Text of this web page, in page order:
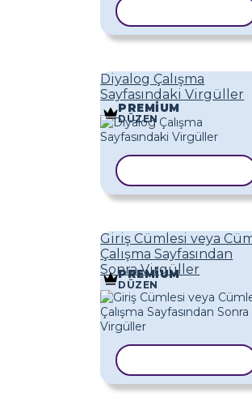
Diyalog Çalışma
Sayfasındaki Virgüller
PREMIUM
DÜZEN
Giriş Cümlesi veya
Çalışma Sayfasından
Sonra Virgüller
PREMIUM
DÜZEN